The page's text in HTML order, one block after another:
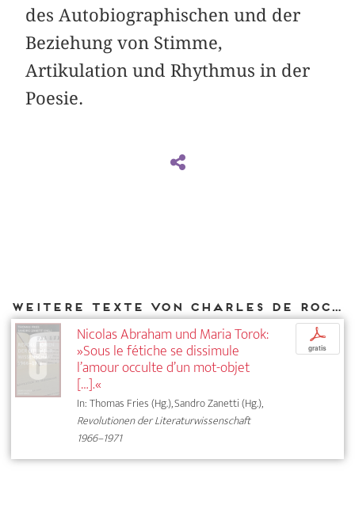
des Autobiographischen und der
Beziehung von Stimme,
Artikulation und Rhythmus in der
Poesie.
Weitere Texte von Charles de Roche bei DIAPHANES
Nicolas Abraham und Maria Torok:
»Sous le fétiche se dissimule
l’amour occulte d’un mot-objet
[…].«
In: Thomas Fries (Hg.), Sandro Zanetti (Hg.),
Revolutionen der Literaturwissenschaft
1966–1971
p
gratis